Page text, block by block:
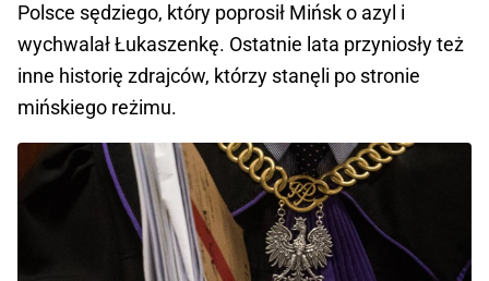
Polsce sędziego, który poprosił Mińsk o azyl i
wychwalał Łukaszenkę. Ostatnie lata przyniosły też
inne historię zdrajców, którzy stanęli po stronie
mińskiego reżimu.